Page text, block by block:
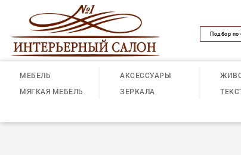
Подбор по
МЕБЕЛЬ
МЯГКАЯ МЕБЕЛЬ
АКСЕССУАРЫ
ЗЕРКАЛА